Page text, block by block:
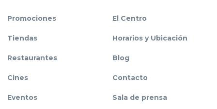
Promociones
Tiendas
Restaurantes
Cines
Eventos
El Centro
Horarios y Ubicación
Blog
Contacto
Sala de prensa